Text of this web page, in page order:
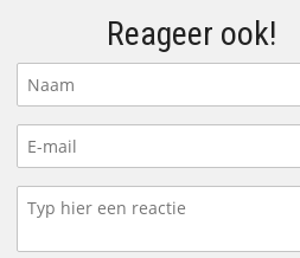
Reageer ook!